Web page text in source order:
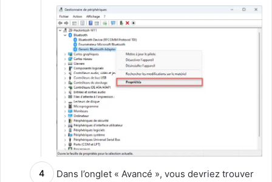
Dans l’onglet « Avancé », vous devriez trouver